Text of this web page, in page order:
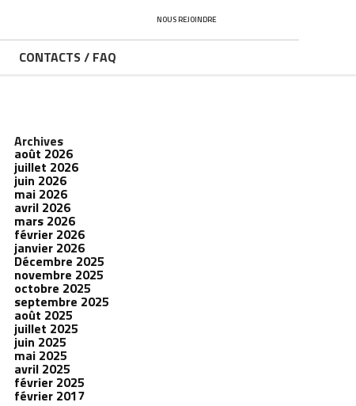
NOUS REJOINDRE
CONTACTS / FAQ
Archives
août 2026
juillet 2026
juin 2026
mai 2026
avril 2026
mars 2026
février 2026
janvier 2026
Décembre 2025
novembre 2025
octobre 2025
septembre 2025
août 2025
juillet 2025
juin 2025
mai 2025
avril 2025
février 2025
février 2017